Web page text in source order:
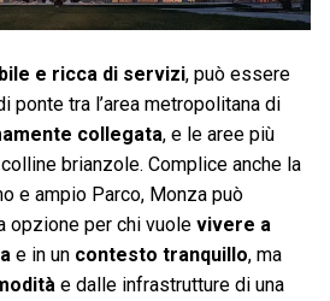
e ricca di servizi, può essere
ponte tra l’area metropolitana di
collegata, e le aree più
brianzole. Complice anche la
e ampio Parco, Monza può
opzione per chi vuole vivere a
e in un contesto tranquillo, ma
e dalle infrastrutture di una